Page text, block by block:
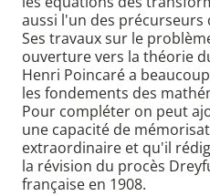
aussi l'un des précurseurs
Ses travaux sur le
ouverture vers la théorie
Henri Poincaré a
les fondements des
Pour compléter on peut
une capacité de
extraordinaire et qu'il
la révision du procès
française en 1908.